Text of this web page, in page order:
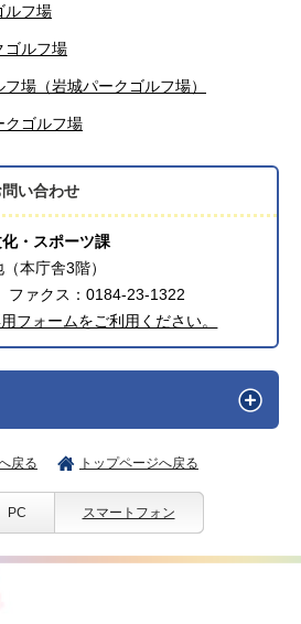
ルフ場
ゴルフ場
場（岩城パークゴルフ場）
クゴルフ場
問い合わせ
・スポーツ課
本庁舎3階）
ァクス：0184-23-1322
フォームをご利用ください。
戻る トップページへ戻る
PC スマートフォン